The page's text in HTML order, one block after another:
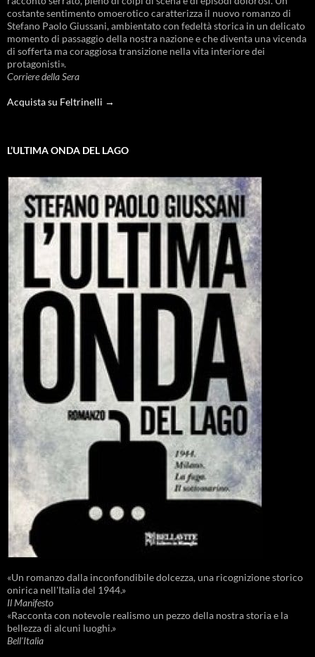
costante sentimento omoerotico caratterizza il nuovo romanzo di
Stefano Paolo Giussani, ambientato con fedeltà storica in un delicato
momento di passaggio della nostra nazione e che diventa una vicenda
di sofferta ma coraggiosa transizione nella vita interiore dei
protagonisti».
Corriere della Sera
Acquista su Feltrinelli →
L’ULTIMA ONDA DEL LAGO
«Un romanzo dalla inconfondibile dolcezza, una ricognizione storico
onirica nell'Italia del 1944.»
Il Manifesto
«Racconta con notevole realismo un pezzo della nostra storia e la
bellezza di alcuni luoghi.»
Bell'Italia